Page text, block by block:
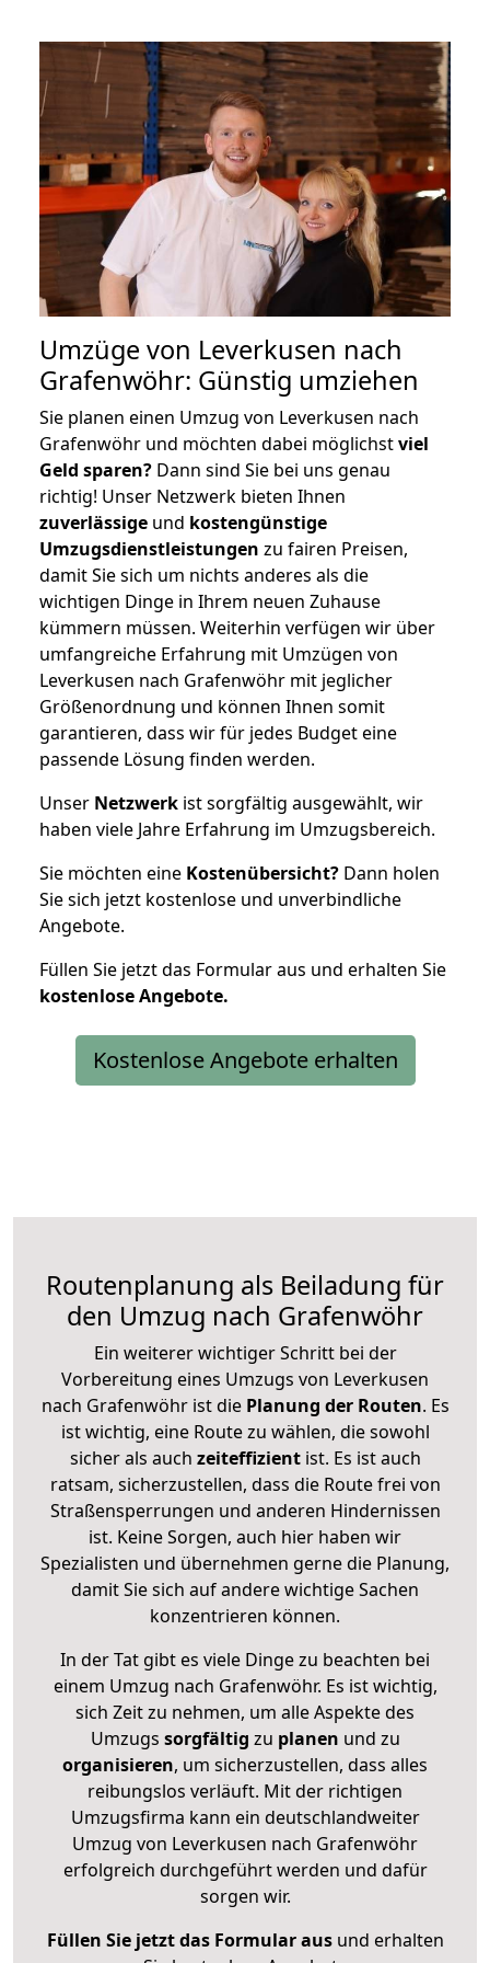
Umzüge von Leverkusen nach
Grafenwöhr: Günstig umziehen
Sie planen einen Umzug von Leverkusen nach
Grafenwöhr und möchten dabei möglichstviel
Geld sparen? Dann sind Sie bei uns genau
richtig! Unser Netzwerk bieten Ihnen
zuverlässige und kostengünstige
Umzugsdienstleistungen zu fairen Preisen,
damit Sie sich um nichts anderes als die
wichtigen Dinge in Ihrem neuen Zuhause
kümmern müssen. Weiterhin verfügen wir über
umfangreiche Erfahrung mit Umzügen von
Leverkusen nach Grafenwöhr mit jeglicher
Größenordnung und können Ihnen somit
garantieren, dass wir für jedes Budget eine
passende Lösung finden werden.
Unser Netzwerk ist sorgfältig ausgewählt, wir
haben viele Jahre Erfahrung im Umzugsbereich.
Sie möchten eine Kostenübersicht? Dann holen
Sie sich jetzt kostenlose und unverbindliche
Angebote.
Füllen Sie jetzt das Formular aus und erhalten Sie
kostenloseAngebote.
Kostenlose Angebote erhalten
Routenplanung als Beiladung für
den Umzug nach Grafenwöhr
Ein weiterer wichtiger Schritt bei der
Vorbereitung eines Umzugs von Leverkusen
nach Grafenwöhr ist diePlanung der Routen. Es
ist wichtig, eine Route zu wählen, die sowohl
sicher als auch zeiteffizientist. Es ist auch
ratsam, sicherzustellen, dass die Route frei von
Straßensperrungen und anderen Hindernissen
ist. Keine Sorgen, auch hier haben wir
Spezialisten und übernehmen gerne die Planung,
damit Sie sich auf andere wichtige Sachen
konzentrieren können.
In der Tat gibt es viele Dinge zu beachten bei
einem Umzug nach Grafenwöhr. Es ist wichtig,
sich Zeit zu nehmen, um alle Aspekte des
Umzugs sorgfältig zu planen und zu
organisieren, um sicherzustellen, dass alles
reibungslos verläuft. Mit der richtigen
Umzugsfirma kann ein deutschlandweiter
Umzug von Leverkusen nach Grafenwöhr
erfolgreich durchgeführt werden und dafür
sorgen wir.
Füllen Sie jetzt das Formular ausund erhalten